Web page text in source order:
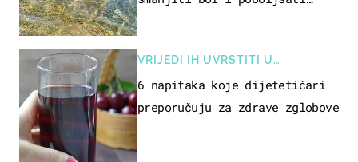
VRIJEDI IH UVRSTITI U
PREHRANU
6 napitaka koje dijetetičari
preporučuju za zdrave zglobove